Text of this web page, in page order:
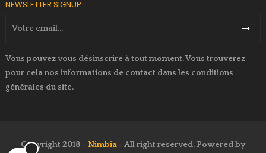
NEWSLETTER SIGNUP
Vous pouvez vous désinscrire à tout moment. Vous trouverez
pour cela nos informations de contact dans les conditions
générales du site.
Copyright 2018 - Nimbia - All right reserved. Powered by